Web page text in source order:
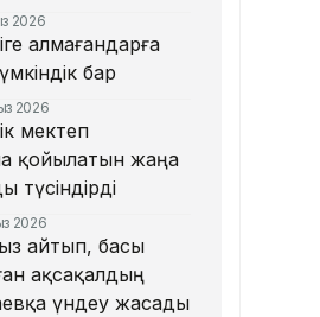
2026
алмағандарға
бар
2026
мектеп
қойылатын жаңа
түсіндірді
2026
айтып, басы
ақсақалдың
үндеу жасады